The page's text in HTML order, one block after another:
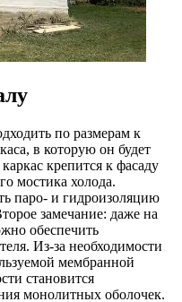
по размерам к
в которую он будет
крепится к фасаду
мостика холода.
паро- и гидроизоляцию
замечание: даже на
обеспечить
Из-за необходимости
мембранной
становится
монолитных оболочек.